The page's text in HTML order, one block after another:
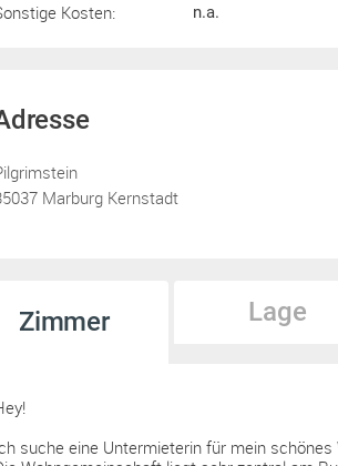
Kosten: n.a.
Marburg Kernstadt
Zimmer Lage
suche eine Untermieterin für mein